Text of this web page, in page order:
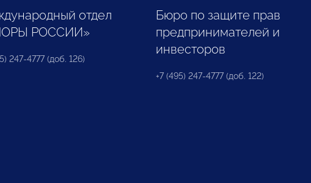
отдел
РОССИИ»
247-4777 (доб. 126)
Бюро по защите прав
предпринимателей и
инвесторов
+7 (495) 247-4777 (доб. 122)